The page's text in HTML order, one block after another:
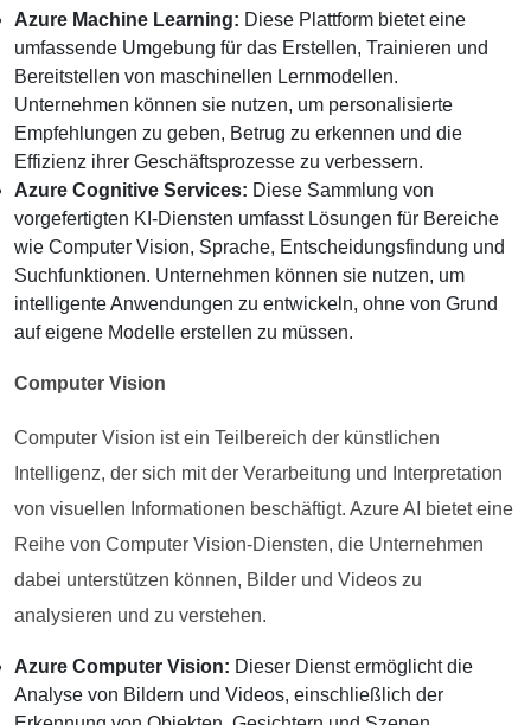
Azure Machine Learning: Diese Plattform bietet eine
umfassende Umgebung für das Erstellen, Trainieren und
Bereitstellen von maschinellen Lernmodellen.
Unternehmen können sie nutzen, um personalisierte
Empfehlungen zu geben, Betrug zu erkennen und die
Effizienz ihrer Geschäftsprozesse zu verbessern.
Azure Cognitive Services: Diese Sammlung von
vorgefertigten KI-Diensten umfasst Lösungen für Bereiche
wie Computer Vision, Sprache, Entscheidungsfindung und
Suchfunktionen. Unternehmen können sie nutzen, um
intelligente Anwendungen zu entwickeln, ohne von Grund
auf eigene Modelle erstellen zu müssen.
Computer Vision
Computer Vision ist ein Teilbereich der künstlichen
Intelligenz, der sich mit der Verarbeitung und Interpretation
von visuellen Informationen beschäftigt. Azure AI bietet eine
Reihe von Computer Vision-Diensten, die Unternehmen
dabei unterstützen können, Bilder und Videos zu
analysieren und zu verstehen.
Azure Computer Vision: Dieser Dienst ermöglicht die
Analyse von Bildern und Videos, einschließlich der